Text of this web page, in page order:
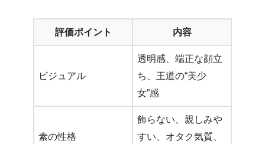
評価ポイント 内容
ビジュアル
透明感、端正な顔立
ち、王道の“美少
女”感
素の性格
飾らない、親しみや
すい、オタク気質、